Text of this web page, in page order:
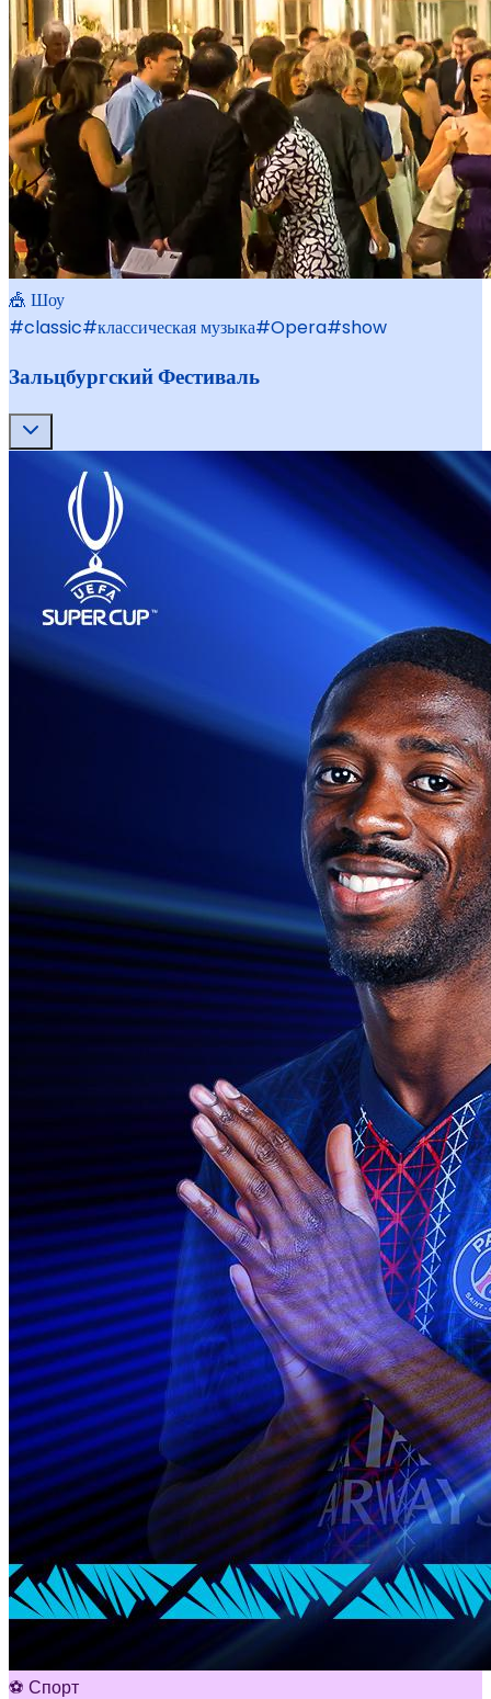
🎪 Шоу
#classic#классическая музыка#Opera#show
Зальцбургский Фестиваль
⚽ Спорт